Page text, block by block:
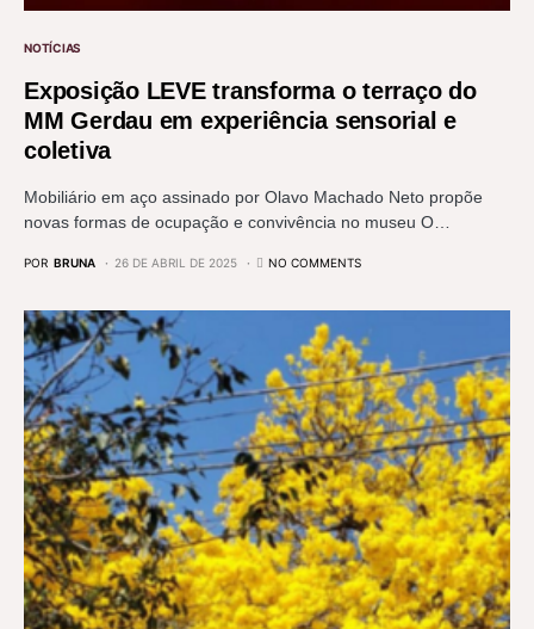
NOTÍCIAS
Exposição LEVE transforma o terraço do
MM Gerdau em experiência sensorial e
coletiva
Mobiliário em aço assinado por Olavo Machado Neto propõe
novas formas de ocupação e convivência no museu O…
POR BRUNA 26 DE ABRIL DE 2025 NO COMMENTS